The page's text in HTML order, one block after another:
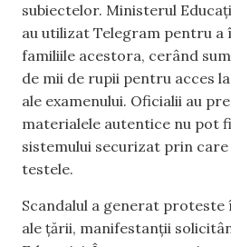
subiectelor. Ministerul
au utilizat Telegram pentru a
familiile acestora, cerând
de mii de rupii pentru acces
ale examenului. Oficialii au
materialele autentice nu pot
sistemului securizat prin
testele.
Scandalul a generat proteste
ale țării, manifestanții